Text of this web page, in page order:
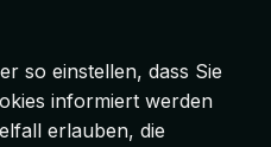
so einstellen, dass Sie
informiert werden
erlauben, die